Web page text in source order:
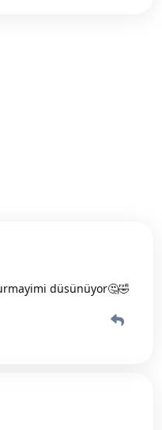
düsünüyor🤔🤣